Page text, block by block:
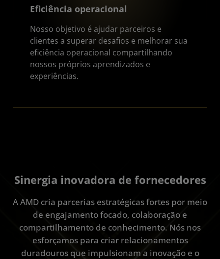
Eficiência operacional
Nosso objetivo é ajudar parceiros e
clientes a superar desafios e melhorar sua
eficiência operacional compartilhando
nossos próprios aprendizados e
experiências.
Sinergia inovadora de fornecedores
A AMD cria parcerias estratégicas fortes por meio
de engajamento focado, colaboração e
compartilhamento de conhecimento. Nós nos
esforçamos para criar relacionamentos
duradouros que impulsionam a inovação e o